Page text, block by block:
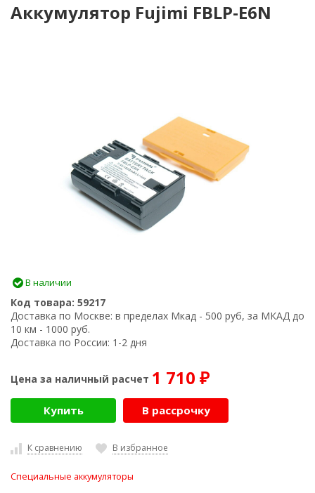
Аккумулятор Fujimi FBLP-E6N
В наличии
Код товара: 59217
Доставка по Москве: в пределах Мкад - 500 руб, за МКАД до
10 км - 1000 руб.
Доставка по России: 1-2 дня
Цена за наличный расчет 1 710 ₽
Купить В рассрочку
К сравнению В избранное
Специальные аккумуляторы